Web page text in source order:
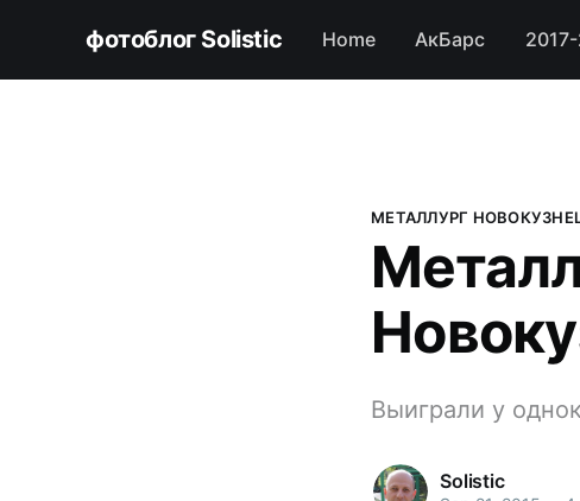
фотоблог Solistic Home АкБарс
МЕТАЛЛУРГ
Выиграли у
Solistic